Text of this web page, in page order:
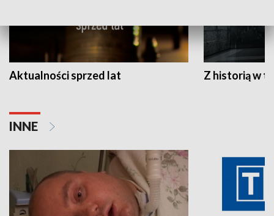
Aktualności sprzed lat Z historią w
INNE